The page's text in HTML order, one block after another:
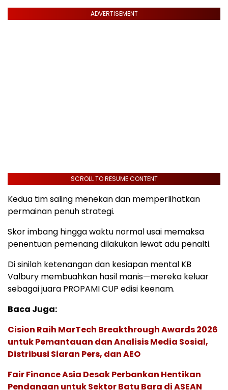
ADVERTISEMENT
SCROLL TO RESUME CONTENT
Kedua tim saling menekan dan memperlihatkan
permainan penuh strategi.
Skor imbang hingga waktu normal usai memaksa
penentuan pemenang dilakukan lewat adu penalti.
Di sinilah ketenangan dan kesiapan mental KB
Valbury membuahkan hasil manis—mereka keluar
sebagai juara PROPAMI CUP edisi keenam.
Baca Juga:
Cision Raih MarTech Breakthrough Awards 2026
untuk Pemantauan dan Analisis Media Sosial,
Distribusi Siaran Pers, dan AEO
Fair Finance Asia Desak Perbankan Hentikan
Pendanaan untuk Sektor Batu Bara di ASEAN